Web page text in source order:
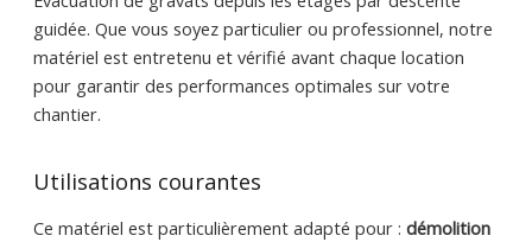
guidée. Que vous soyez particulier ou professionnel, notre
matériel est entretenu et vérifié avant chaque location
pour garantir des performances optimales sur votre
chantier.
Utilisations courantes
Ce matériel est particulièrement adapté pour : démolition